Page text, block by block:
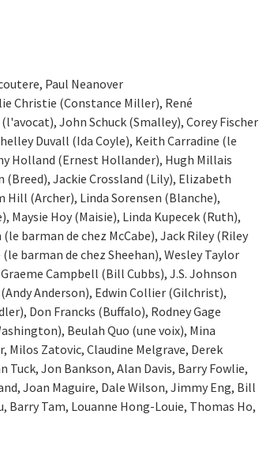
Paul Neanover
Christie (Constance Miller), René
John Schuck (Smalley), Corey Fischer
Duvall (Ida Coyle), Keith Carradine (le
Holland (Ernest Hollander), Hugh Millais
(Breed), Jackie Crossland (Lily), Elizabeth
Hill (Archer), Linda Sorensen (Blanche),
Hoy (Maisie), Linda Kupecek (Ruth),
barman de chez McCabe), Jack Riley (Riley
barman de chez Sheehan), Wesley Taylor
Campbell (Bill Cubbs), J.S. Johnson
Anderson), Edwin Collier (Gilchrist),
Don Francks (Buffalo), Rodney Gage
Beulah Quo (une voix), Mina
Milos Zatovic, Claudine Melgrave, Derek
Jon Bankson, Alan Davis, Barry Fowlie,
Joan Maguire, Dale Wilson, Jimmy Eng, Bill
Barry Tam, Louanne Hong-Louie, Thomas Ho,